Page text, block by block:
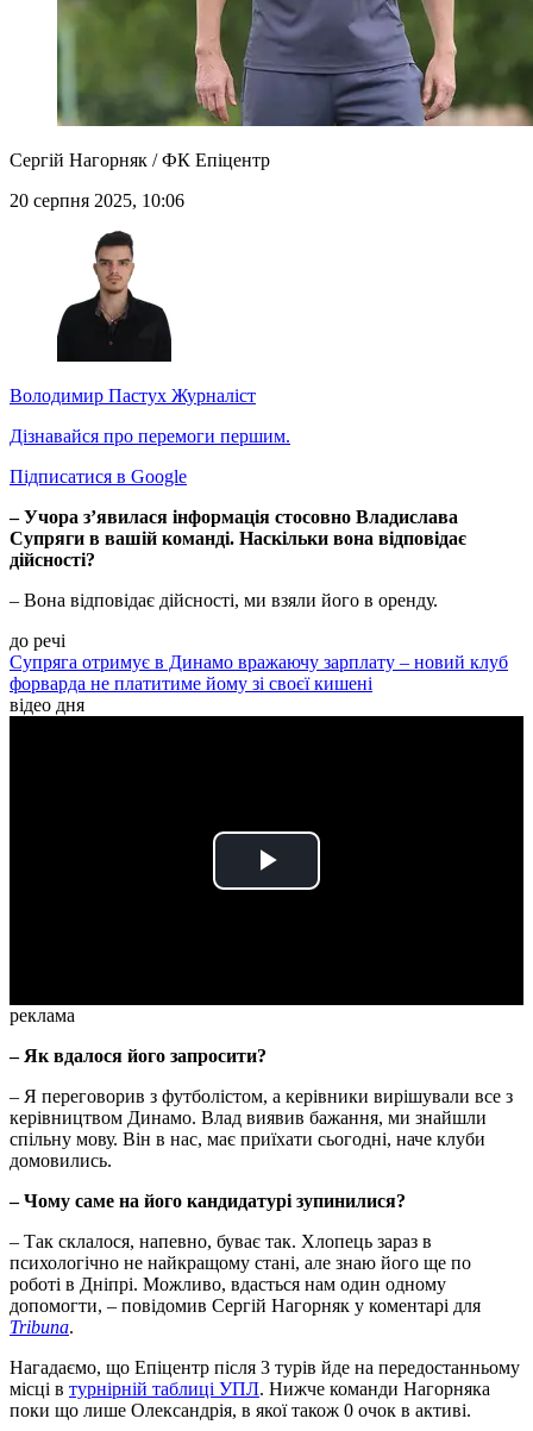
Сергій Нагорняк / ФК Епіцентр
20 серпня 2025, 10:06
Володимир Пастух Журналіст
Дізнавайся про перемоги першим.
Підписатися в Google
– Учора з’явилася інформація стосовно Владислава
Супряги в вашій команді. Наскільки вона відповідає
дійсності?
– Вона відповідає дійсності, ми взяли його в оренду.
до речі
Супряга отримує в Динамо вражаючу зарплату – новий клуб
форварда не платитиме йому зі своєї кишені
відео дня
Play
реклама
– Як вдалося його запросити?
– Я переговорив з футболістом, а керівники вирішували все з
керівництвом Динамо. Влад виявив бажання, ми знайшли
спільну мову. Він в нас, має приїхати сьогодні, наче клуби
домовились.
– Чому саме на його кандидатурі зупинилися?
– Так склалося, напевно, буває так. Хлопець зараз в
психологічно не найкращому стані, але знаю його ще по
роботі в Дніпрі. Можливо, вдасться нам один одному
допомогти, – повідомив Сергій Нагорняк у коментарі для
Tribuna.
Нагадаємо, що Епіцентр після 3 турів йде на передостанньому
місці в турнірній таблиці УПЛ. Нижче команди Нагорняка
поки що лише Олександрія, в якої також 0 очок в активі.